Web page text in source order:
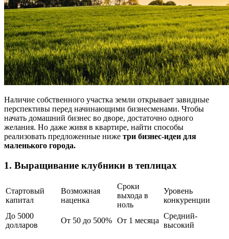
Наличие собственного участка земли открывает завидные
перспективы перед начинающими бизнесменами. Чтобы
начать домашний бизнес во дворе, достаточно одного
желания. Но даже живя в квартире, найти способы
реализовать предложенные ниже три бизнес-идеи для
маленького города.
1. Выращивание клубники в теплицах
Стартовый
капитал
Возможная
наценка
Сроки
выхода в
ноль
Уровень
конкуренции
До 5000
долларов
От 50 до 500% От 1 месяца
Средний-
высокий